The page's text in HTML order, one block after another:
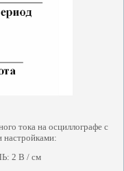
тока на осциллографе с
настройками:
2 В / см